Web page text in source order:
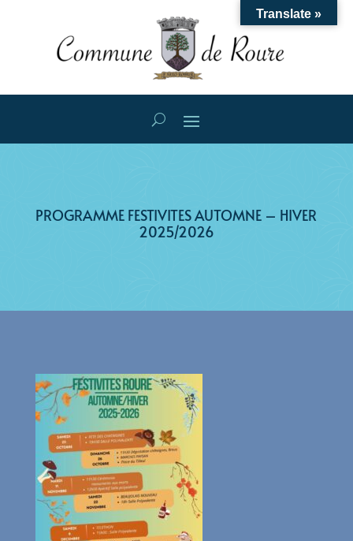
PROGRAMME FESTIVITES AUTOMNE – HIVER
2025/2026
Translate »